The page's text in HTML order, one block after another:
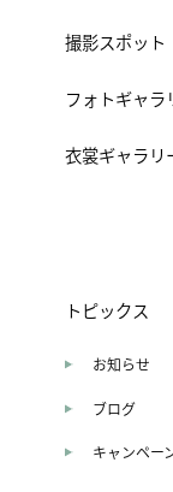
撮影スポット
フォトギャラ
衣裳ギャラリ
トピックス
お知らせ
ブログ
キャンペー